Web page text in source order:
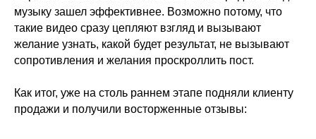
музыку зашел эффективнее. Возможно потому, что
такие видео сразу цепляют взгляд и вызывают
желание узнать, какой будет результат, не вызывают
сопротивления и желания проскроллить пост.
Как итог, уже на столь раннем этапе подняли клиенту
продажи и получили восторженные отзывы: